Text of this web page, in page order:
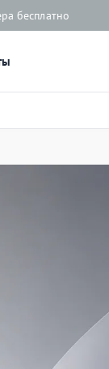
бесплатно